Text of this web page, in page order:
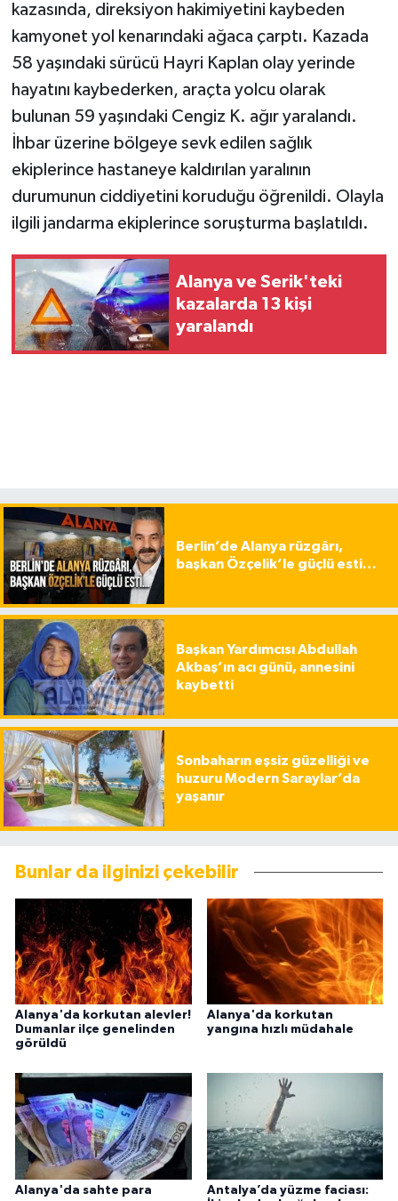
kazasında, direksiyon hakimiyetini kaybeden
kamyonet yol kenarındaki ağaca çarptı. Kazada
58 yaşındaki sürücü Hayri Kaplan olay yerinde
hayatını kaybederken, araçta yolcu olarak
bulunan 59 yaşındaki Cengiz K. ağır yaralandı.
İhbar üzerine bölgeye sevk edilen sağlık
ekiplerince hastaneye kaldırılan yaralının
durumunun ciddiyetini koruduğu öğrenildi. Olayla
ilgili jandarma ekiplerince soruşturma başlatıldı.
Alanya ve Serik'teki
kazalarda 13 kişi
yaralandı
Berlin’de Alanya rüzgârı,
başkan Özçelik’le güçlü esti…
Başkan Yardımcısı Abdullah
Akbaş’ın acı günü, annesini
kaybetti
Sonbaharın eşsiz güzelliği ve
huzuru Modern Saraylar’da
yaşanır
Bunlar da ilginizi çekebilir
Alanya'da korkutan alevler!
Dumanlar ilçe genelinden
görüldü
Alanya'da korkutan
yangına hızlı müdahale
Alanya'da sahte para
Antalya’da yüzme faciası: